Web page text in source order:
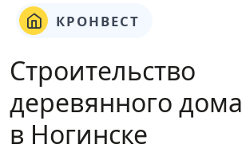
КРОНВЕСТ
Строительство
деревянного дома
в Ногинске